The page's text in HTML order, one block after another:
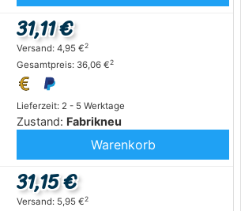
Lieferzeit: 2 - 5 Werktage
Zustand: Fabrikneu
31,11 €
Versand: 4,95 €2
Gesamtpreis: 36,06 €2
Warenkorb
31,15 €
Versand: 5,95 €2